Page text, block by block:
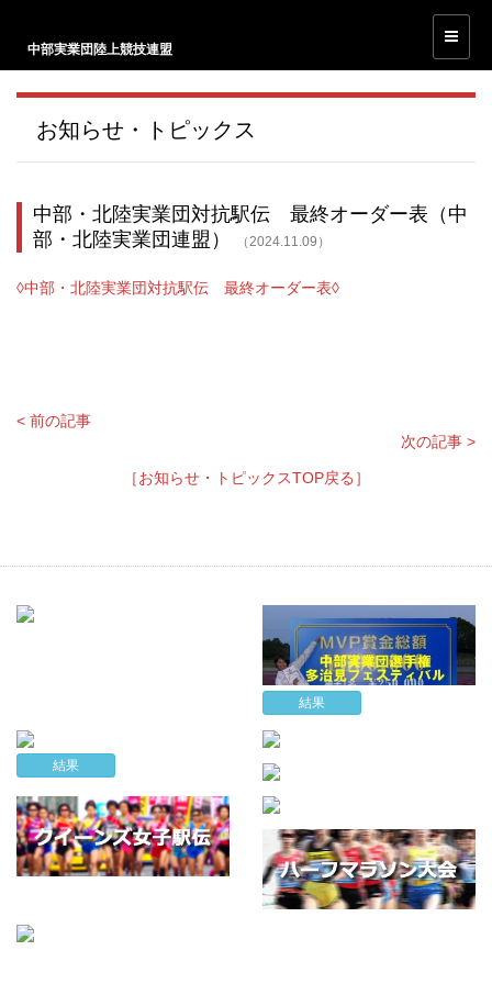
中部実業団陸上競技連盟
お知らせ・トピックス
中部・北陸実業団対抗駅伝 最終オーダー表（中
部・北陸実業団連盟）
（2024.11.09）
◊中部・北陸実業団対抗駅伝 最終オーダー表◊
< 前の記事
次の記事 >
［お知らせ・トピックスTOP戻る］
結果
結果